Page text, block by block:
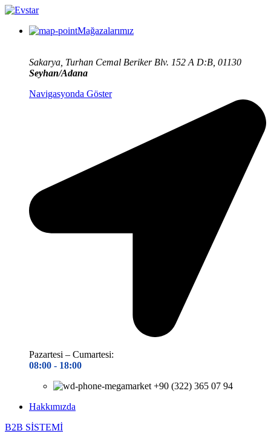
Mağazalarımız
Sakarya, Turhan Cemal Beriker Blv. 152 A D:B, 01130
Seyhan/Adana
Navigasyonda Göster
Pazartesi – Cumartesi:
08:00 - 18:00
+90 (322) 365 07 94
Hakkımızda
B2B SİSTEMİ